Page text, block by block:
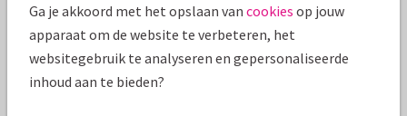
Ga je akkoord met het opslaan van cookies op jouw
apparaat om de website te verbeteren, het
websitegebruik te analyseren en gepersonaliseerde
inhoud aan te bieden?